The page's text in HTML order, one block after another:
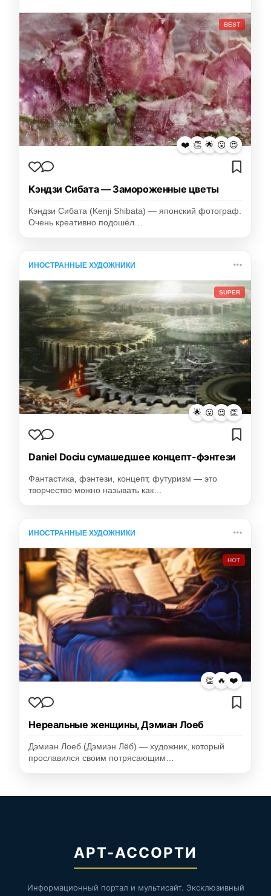
BEST
❤️ 👏 🌟 😮 😍
Кэндзи Сибата — Замороженные цветы
Кэндзи Сибата (Kenji Shibata) — японский фотограф.
Очень креативно подошёл…
ИНОСТРАННЫЕ ХУДОЖНИКИ
SUPER
🌟 😮 😍 👏
Daniel Dociu сумашедшее концепт-фэнтези
Фантастика, фэнтези, концепт, футуризм — это
творчество можно называть как…
ИНОСТРАННЫЕ ХУДОЖНИКИ
HOT
👏 🔥 ❤️
Нереальные женщины, Дэмиан Лоеб
Дэмиан Лоеб (Дэмиэн Лёб) — художник, который
прославился своим потрясающим…
АРТ-АССОРТИ
Информационный портал и мультисайт. Эксклюзивный